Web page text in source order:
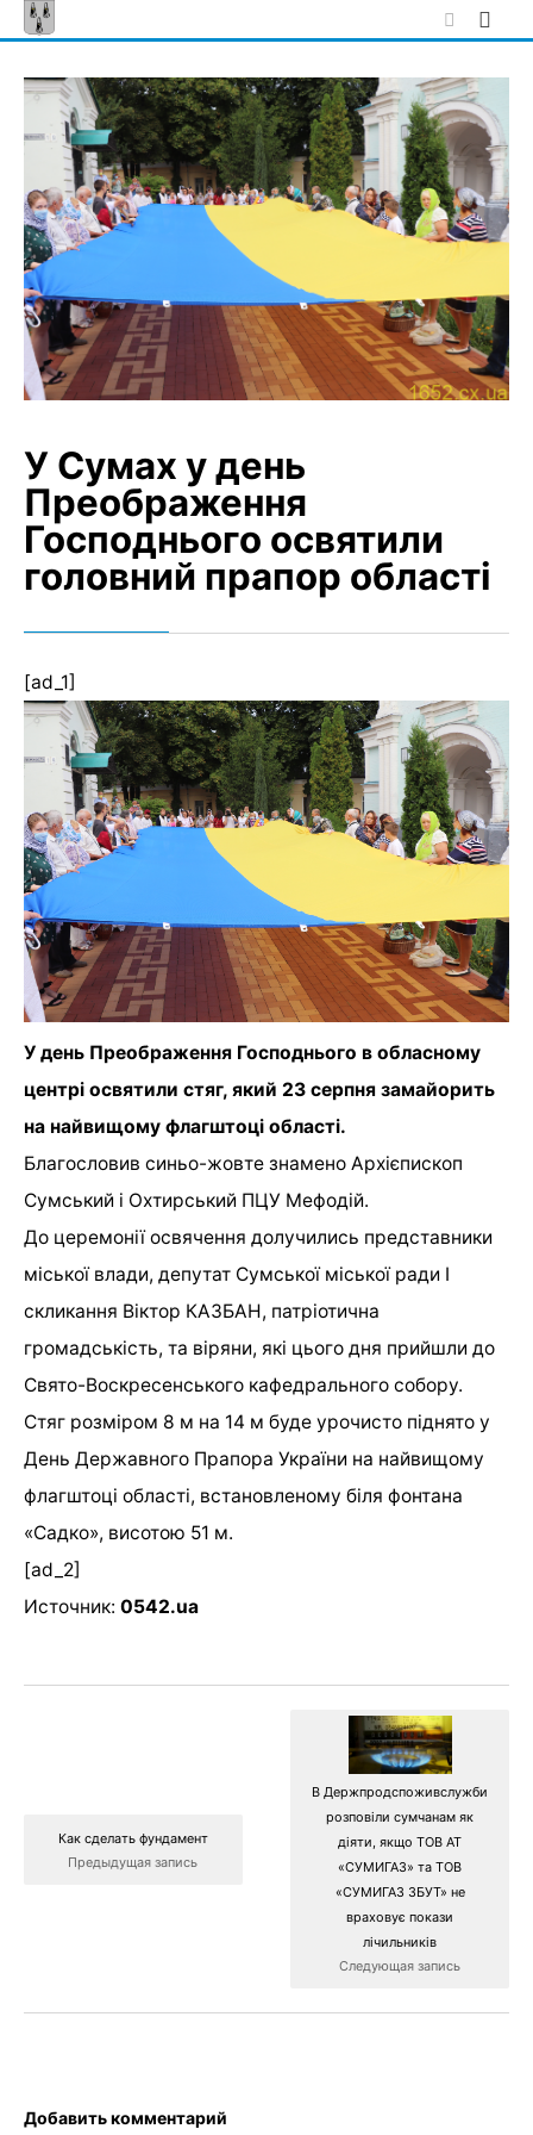
Skip
to
У Сумах у день
Преображення
Господнього освятили
головний прапор області
[ad_1]
У день Преображення Господнього в обласному
центрі освятили стяг, який 23 серпня замайорить
на найвищому флагштоці області.
Благословив синьо-жовте знамено Архієпископ
Сумський і Охтирський ПЦУ Мефодій.
До церемонії освячення долучились представники
міської влади, депутат Сумської міської ради I
скликання Віктор КАЗБАН, патріотична
громадськість, та віряни, які цього дня прийшли до
Свято-Воскресенського кафедрального собору.
Стяг розміром 8 м на 14 м буде урочисто піднято у
День Державного Прапора України на найвищому
флагштоці області, встановленому біля фонтана
«Садко», висотою 51 м.
[ad_2]
Источник: 0542.ua
Как сделать фундамент
Предыдущая запись
В Держпродспоживслужби
розповіли сумчанам як
діяти, якщо ТОВ АТ
«СУМИГАЗ» та ТОВ
«СУМИГАЗ ЗБУТ» не
враховує покази
лічильників
Следующая запись
Добавить комментарий